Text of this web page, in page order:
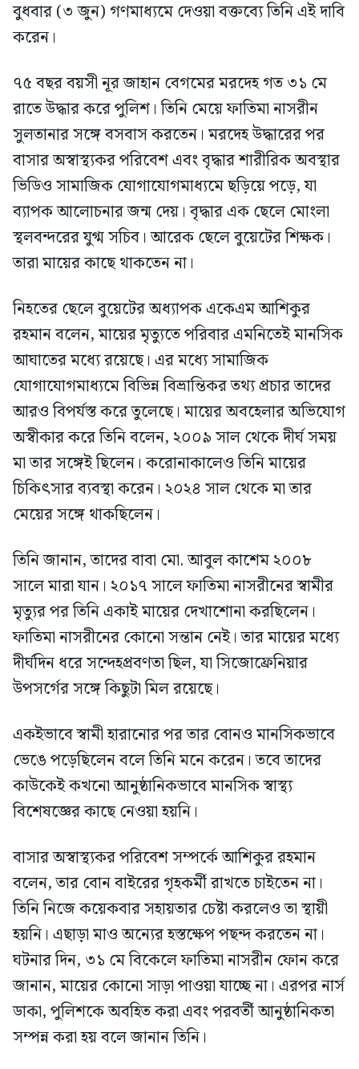
বুধবার (৩ জুন) গণমাধ্যমে দেওয়া বক্তব্যে তিনি এই দাবি
করেন।
৭৫ বছর বয়সী নূর জাহান বেগমের মরদেহ গত ৩১ মে
রাতে উদ্ধার করে পুলিশ। তিনি মেয়ে ফাতিমা নাসরীন
সুলতানার সঙ্গে বসবাস করতেন। মরদেহ উদ্ধারের পর
বাসার অস্বাস্থ্যকর পরিবেশ এবং বৃদ্ধার শারীরিক অবস্থার
ভিডিও সামাজিক যোগাযোগমাধ্যমে ছড়িয়ে পড়ে, যা
ব্যাপক আলোচনার জন্ম দেয়। বৃদ্ধার এক ছেলে মোংলা
স্থলবন্দরের যুগ্ম সচিব। আরেক ছেলে বুয়েটের শিক্ষক।
তারা মায়ের কাছে থাকতেন না।
নিহতের ছেলে বুয়েটের অধ্যাপক একেএম আশিকুর
রহমান বলেন, মায়ের মৃত্যুতে পরিবার এমনিতেই মানসিক
আঘাতের মধ্যে রয়েছে। এর মধ্যে সামাজিক
যোগাযোগমাধ্যমে বিভিন্ন বিভ্রান্তিকর তথ্য প্রচার তাদের
আরও বিপর্যস্ত করে তুলেছে। মায়ের অবহেলার অভিযোগ
অস্বীকার করে তিনি বলেন, ২০০৯ সাল থেকে দীর্ঘ সময়
মা তার সঙ্গেই ছিলেন। করোনাকালেও তিনি মায়ের
চিকিৎসার ব্যবস্থা করেন। ২০২৪ সাল থেকে মা তার
মেয়ের সঙ্গে থাকছিলেন।
তিনি জানান, তাদের বাবা মো. আবুল কাশেম ২০০৮
সালে মারা যান। ২০১৭ সালে ফাতিমা নাসরীনের স্বামীর
মৃত্যুর পর তিনি একাই মায়ের দেখাশোনা করছিলেন।
ফাতিমা নাসরীনের কোনো সন্তান নেই। তার মায়ের মধ্যে
দীর্ঘদিন ধরে সন্দেহপ্রবণতা ছিল, যা সিজোফ্রেনিয়ার
উপসর্গের সঙ্গে কিছুটা মিল রয়েছে।
একইভাবে স্বামী হারানোর পর তার বোনও মানসিকভাবে
ভেঙে পড়েছিলেন বলে তিনি মনে করেন। তবে তাদের
কাউকেই কখনো আনুষ্ঠানিকভাবে মানসিক স্বাস্থ্য
বিশেষজ্ঞের কাছে নেওয়া হয়নি।
বাসার অস্বাস্থ্যকর পরিবেশ সম্পর্কে আশিকুর রহমান
বলেন, তার বোন বাইরের গৃহকর্মী রাখতে চাইতেন না।
তিনি নিজে কয়েকবার সহায়তার চেষ্টা করলেও তা স্থায়ী
হয়নি। এছাড়া মাও অন্যের হস্তক্ষেপ পছন্দ করতেন না।
ঘটনার দিন, ৩১ মে বিকেলে ফাতিমা নাসরীন ফোন করে
জানান, মায়ের কোনো সাড়া পাওয়া যাচ্ছে না। এরপর নার্স
ডাকা, পুলিশকে অবহিত করা এবং পরবর্তী আনুষ্ঠানিকতা
সম্পন্ন করা হয় বলে জানান তিনি।